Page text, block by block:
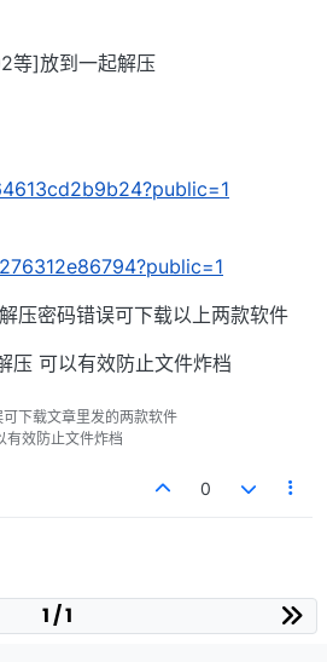
等]放到一起解压
压密码错误可下载以上两款软件
压 可以有效防止文件炸档
下载文章里发的两款软件
有效防止文件炸档
0
1 / 1